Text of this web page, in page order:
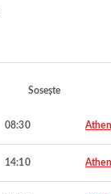
Sosește
08:30
14:10